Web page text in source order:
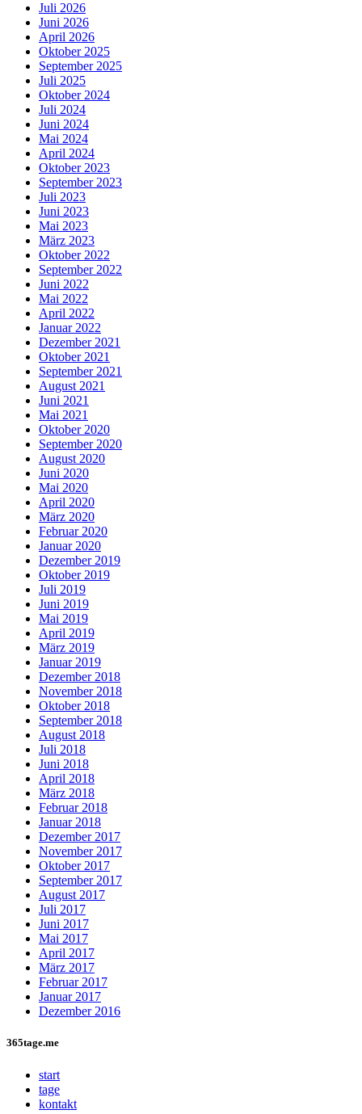
Juli 2026
Juni 2026
April 2026
Oktober 2025
September 2025
Juli 2025
Oktober 2024
Juli 2024
Juni 2024
Mai 2024
April 2024
Oktober 2023
September 2023
Juli 2023
Juni 2023
Mai 2023
März 2023
Oktober 2022
September 2022
Juni 2022
Mai 2022
April 2022
Januar 2022
Dezember 2021
Oktober 2021
September 2021
August 2021
Juni 2021
Mai 2021
Oktober 2020
September 2020
August 2020
Juni 2020
Mai 2020
April 2020
März 2020
Februar 2020
Januar 2020
Dezember 2019
Oktober 2019
Juli 2019
Juni 2019
Mai 2019
April 2019
März 2019
Januar 2019
Dezember 2018
November 2018
Oktober 2018
September 2018
August 2018
Juli 2018
Juni 2018
April 2018
März 2018
Februar 2018
Januar 2018
Dezember 2017
November 2017
Oktober 2017
September 2017
August 2017
Juli 2017
Juni 2017
Mai 2017
April 2017
März 2017
Februar 2017
Januar 2017
Dezember 2016
365tage.me
start
tage
kontakt